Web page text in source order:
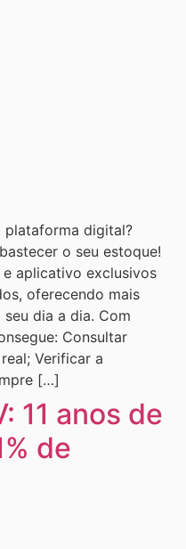
plataforma digital?
o seu estoque!
aplicativo exclusivos
oferecendo mais
dia a dia. Com
Consultar
Verificar a
[…]
11 anos de
de